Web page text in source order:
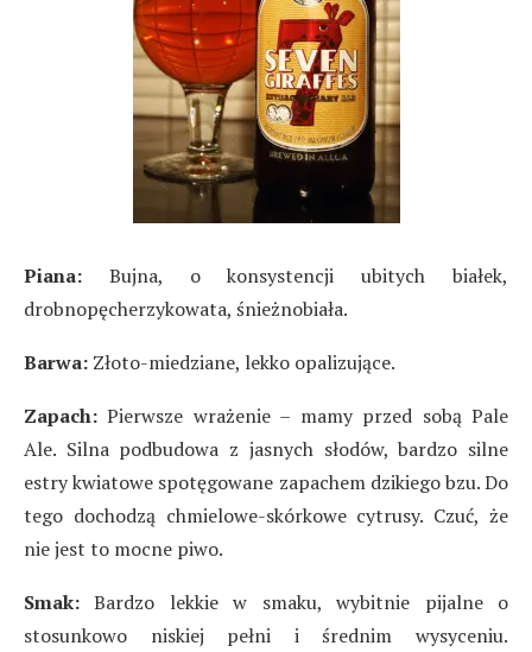
Piana: Bujna, o konsystencji ubitych białek,
drobnopęcherzykowata, śnieżnobiała.
Barwa: Złoto-miedziane, lekko opalizujące.
Zapach: Pierwsze wrażenie – mamy przed sobą Pale
Ale. Silna podbudowa z jasnych słodów, bardzo silne
estry kwiatowe spotęgowane zapachem dzikiego bzu. Do
tego dochodzą chmielowe-skórkowe cytrusy. Czuć, że
nie jest to mocne piwo.
Smak: Bardzo lekkie w smaku, wybitnie pijalne o
stosunkowo niskiej pełni i średnim wysyceniu.